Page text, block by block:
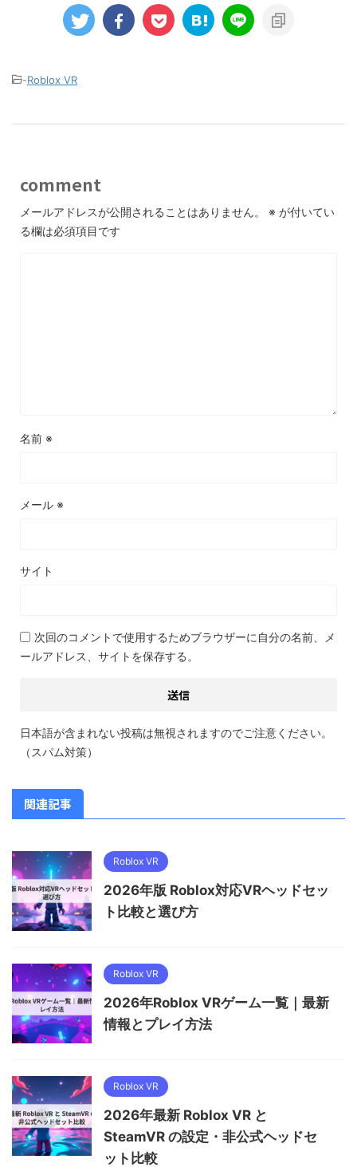
-Roblox VR
comment
メールアドレスが公開されることはありません。 ※ が付いてい
る欄は必須項目です
名前 ※
メール ※
サイト
次回のコメントで使用するためブラウザーに自分の名前、メ
ールアドレス、サイトを保存する。
日本語が含まれない投稿は無視されますのでご注意ください。
（スパム対策）
関連記事
Roblox VR
2026年版 Roblox対応VRヘッドセッ
ト比較と選び方
Roblox VR
2026年Roblox VRゲーム一覧｜最新
情報とプレイ方法
Roblox VR
2026年最新 Roblox VR と
SteamVR の設定・非公式ヘッドセ
ット比較